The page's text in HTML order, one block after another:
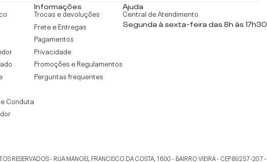
Conduta
Informações
Trocas e devoluções
Frete e Entregas
Pagamentos
Privacidade
Promoções e Regulamentos
Perguntas frequentes
Ajuda
Central de Atendimento
Segunda à sexta-feira das 8h às 17h30
RESERVADOS - RUA MANOEL FRANCISCO DA COSTA, 1600 - BAIRRO VIEIRA - CEP 89257-207-